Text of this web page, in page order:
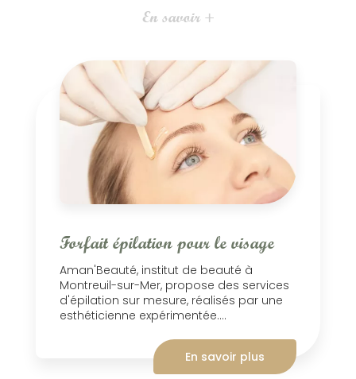
En savoir +
Forfait épilation pour le visage
Aman'Beauté, institut de beauté à
Montreuil-sur-Mer, propose des services
d'épilation sur mesure, réalisés par une
esthéticienne expérimentée....
En savoir plus